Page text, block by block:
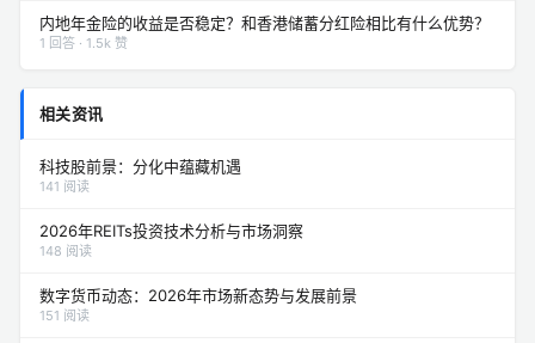
内地年金险的收益是否稳定？和香港储蓄分红险相比有什么优势？
1 回答 · 1.5k 赞
相关资讯
科技股前景：分化中蕴藏机遇
141 阅读
2026年REITs投资技术分析与市场洞察
148 阅读
数字货币动态：2026年市场新态势与发展前景
151 阅读